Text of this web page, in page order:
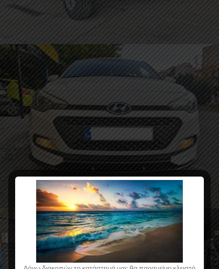
Πίσω Diffuser & Αεροτομή σε Toyota IQ
Εμπρός Spoiler Hyundai i20